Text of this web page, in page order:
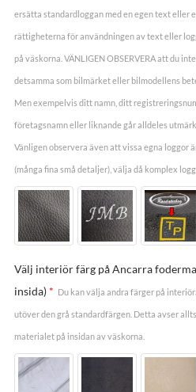
ersätta standardloggan med en egen text eller
rättigheterna för användningen av text eller
på väskorna. VÄNLIGEN OBSERVERA att du
detsamma som bilmärket eller bilmodellens
Men exempelvis ditt namn, ditt
företagsnamn eller liknande går alldeles
Vänligen observera även att vissa egna loggor
(många fina små detaljer), välja då komplex
Välj interiör färg på Ancarra
insida) * Du kan välja andra färger på
utöver den grå standardfärgen. Detta avser
materialet på insidan av väskorna.